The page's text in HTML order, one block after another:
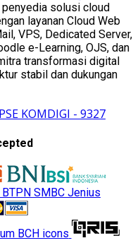
solusi cloud
layanan Cloud Web
VPS, Dedicated Server,
e-Learning, OJS, dan
transformasi digital
stabil dan dukungan